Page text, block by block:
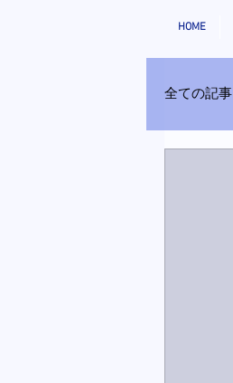
HOME
全ての記事